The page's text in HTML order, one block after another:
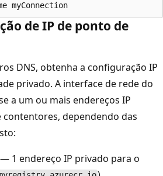
de IP de ponto de
DNS, obtenha a configuração IP
privado. A interface de rede do
a um ou mais endereços IP
dependendo das
— 1 endereço IP privado para o